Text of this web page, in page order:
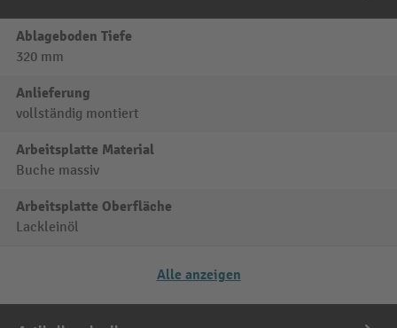
Ablageboden Tiefe
320 mm
Anlieferung
vollständig montiert
Arbeitsplatte Material
Buche massiv
Arbeitsplatte Oberfläche
Lackleinöl
Alle anzeigen